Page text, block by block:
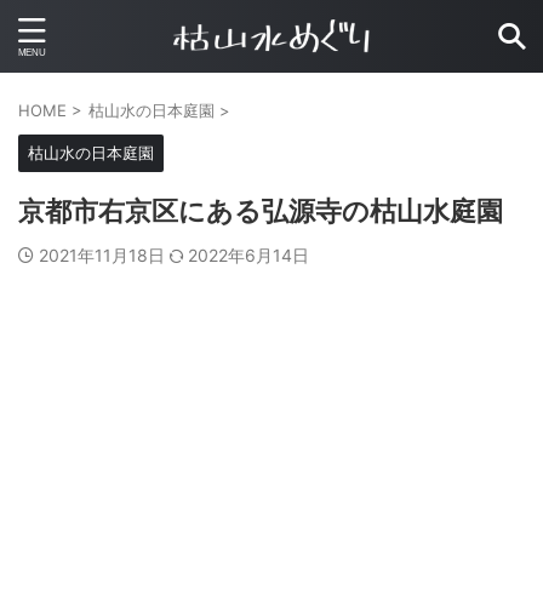
HOME > 枯山水の日本庭園 >
枯山水の日本庭園
京都市右京区にある弘源寺の枯山水庭園
2021年11月18日 2022年6月14日